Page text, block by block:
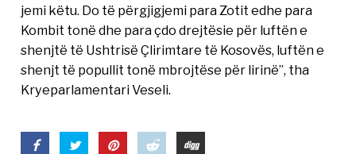
jemi këtu. Do të përgjigjemi para Zotit edhe para
Kombit tonë dhe para çdo drejtësie për luftën e
shenjtë të Ushtrisë Çlirimtare të Kosovës, luftën e
shenjt të popullit tonë mbrojtëse për lirinë”, tha
Kryeparlamentari Veseli.